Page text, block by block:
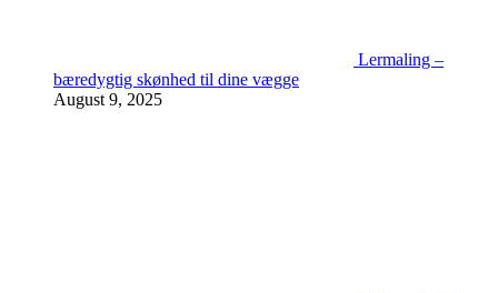
Lermaling –
bæredygtig skønhed til dine vægge
August 9, 2025